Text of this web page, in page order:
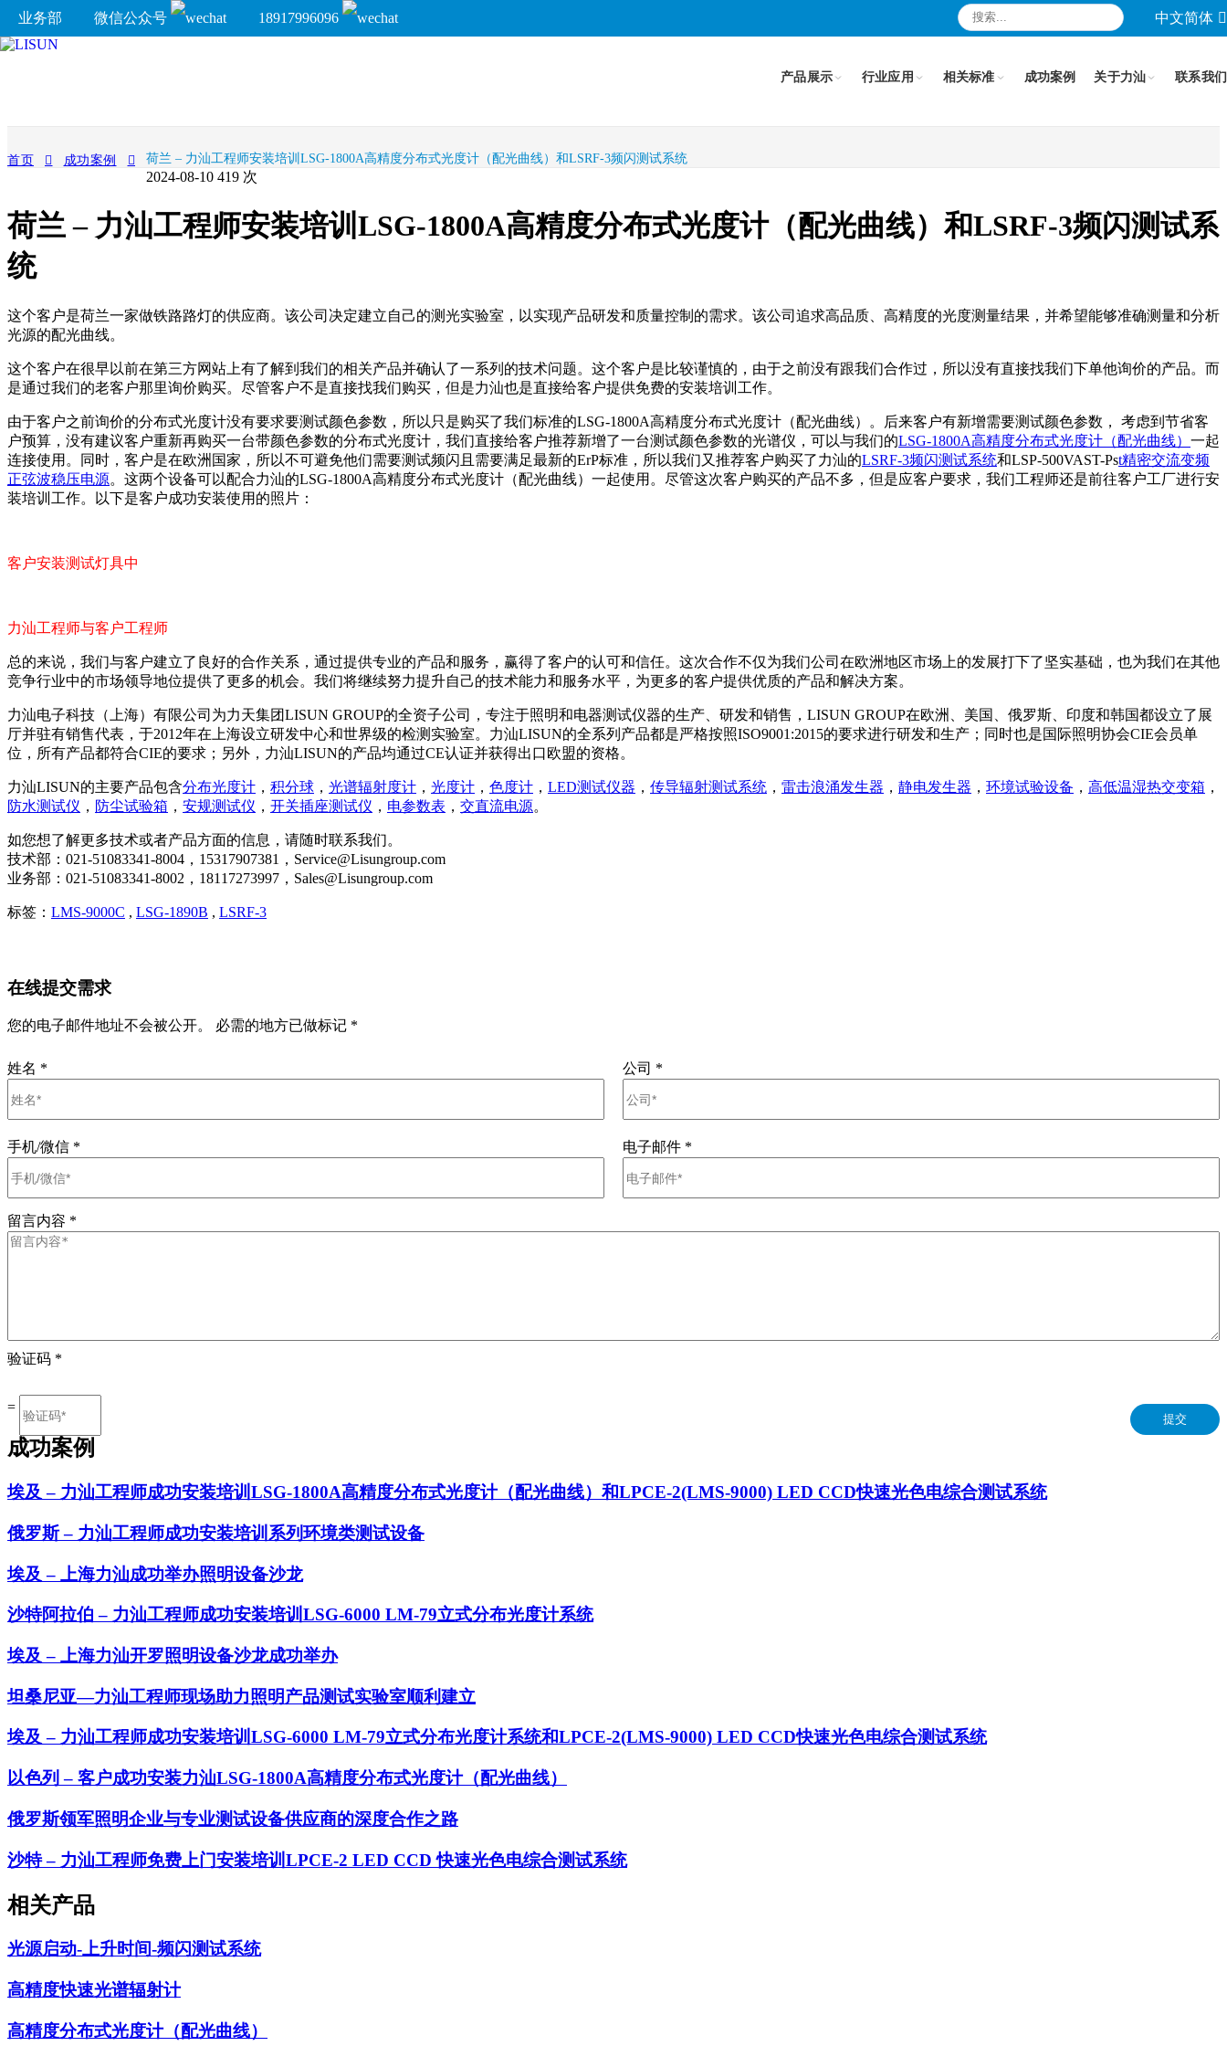
业务部 微信公众号 18917996096 中文简体
产品展示 行业应用 相关标准 成功案例 关于力汕 联系我们
首页 成功案例 荷兰 – 力汕工程师安装培训LSG-1800A高精度分布式光度计（配光曲线）和LSRF-3频闪测试系统
2024-08-10 419 次
荷兰 – 力汕工程师安装培训LSG-1800A高精度分布式光度计（配光曲线）和LSRF-3频闪测试系
统
这个客户是荷兰一家做铁路路灯的供应商。该公司决定建立自己的测光实验室，以实现产品研发和质量控制的需求。该公司追求高品质、高精度的光度测量结果，并希望能够准确测量和分析
光源的配光曲线。
这个客户在很早以前在第三方网站上有了解到我们的相关产品并确认了一系列的技术问题。这个客户是比较谨慎的，由于之前没有跟我们合作过，所以没有直接找我们下单他询价的产品。而
是通过我们的老客户那里询价购买。尽管客户不是直接找我们购买，但是力汕也是直接给客户提供免费的安装培训工作。
由于客户之前询价的分布式光度计没有要求要测试颜色参数，所以只是购买了我们标准的LSG-1800A高精度分布式光度计（配光曲线）。后来客户有新增需要测试颜色参数， 考虑到节省客
户预算，没有建议客户重新再购买一台带颜色参数的分布式光度计，我们直接给客户推荐新增了一台测试颜色参数的光谱仪，可以与我们的LSG-1800A高精度分布式光度计（配光曲线） 一起
连接使用。同时，客户是在欧洲国家，所以不可避免他们需要测试频闪且需要满足最新的ErP标准，所以我们又推荐客户购买了力汕的LSRF-3频闪测试系统和LSP-500VAST-Pst精密交流变频
正弦波稳压电源。这两个设备可以配合力汕的LSG-1800A高精度分布式光度计（配光曲线）一起使用。尽管这次客户购买的产品不多，但是应客户要求，我们工程师还是前往客户工厂进行安
装培训工作。以下是客户成功安装使用的照片：
客户安装测试灯具中
力汕工程师与客户工程师
总的来说，我们与客户建立了良好的合作关系，通过提供专业的产品和服务，赢得了客户的认可和信任。这次合作不仅为我们公司在欧洲地区市场上的发展打下了坚实基础，也为我们在其他
竞争行业中的市场领导地位提供了更多的机会。我们将继续努力提升自己的技术能力和服务水平，为更多的客户提供优质的产品和解决方案。
力汕电子科技（上海）有限公司为力天集团LISUN GROUP的全资子公司，专注于照明和电器测试仪器的生产、研发和销售，LISUN GROUP在欧洲、美国、俄罗斯、印度和韩国都设立了展
厅并驻有销售代表，于2012年在上海设立研发中心和世界级的检测实验室。力汕LISUN的全系列产品都是严格按照ISO9001:2015的要求进行研发和生产；同时也是国际照明协会CIE会员单
位，所有产品都符合CIE的要求；另外，力汕LISUN的产品均通过CE认证并获得出口欧盟的资格。
力汕LISUN的主要产品包含分布光度计 ， 积分球 ， 光谱辐射度计 ， 光度计 ， 色度计 ， LED测试仪器 ， 传导辐射测试系统 ， 雷击浪涌发生器 ， 静电发生器 ， 环境试验设备 ， 高低温湿热交变箱 ，
防水测试仪 ， 防尘试验箱 ， 安规测试仪 ， 开关插座测试仪 ， 电参数表 ， 交直流电源。
如您想了解更多技术或者产品方面的信息，请随时联系我们。
技术部：021-51083341-8004，15317907381，Service@Lisungroup.com
业务部：021-51083341-8002，18117273997，Sales@Lisungroup.com
标签： LMS-9000C , LSG-1890B , LSRF-3
在线提交需求
您的电子邮件地址不会被公开。 必需的地方已做标记 *
姓名 * 公司 *
手机/微信 * 电子邮件 *
留言内容 *
验证码 *
=
提交
成功案例
埃及 – 力汕工程师成功安装培训LSG-1800A高精度分布式光度计（配光曲线）和LPCE-2(LMS-9000) LED CCD快速光色电综合测试系统
俄罗斯 – 力汕工程师成功安装培训系列环境类测试设备
埃及 – 上海力汕成功举办照明设备沙龙
沙特阿拉伯 – 力汕工程师成功安装培训LSG-6000 LM-79立式分布光度计系统
埃及 – 上海力汕开罗照明设备沙龙成功举办
坦桑尼亚—力汕工程师现场助力照明产品测试实验室顺利建立
埃及 – 力汕工程师成功安装培训LSG-6000 LM-79立式分布光度计系统和LPCE-2(LMS-9000) LED CCD快速光色电综合测试系统
以色列 – 客户成功安装力汕LSG-1800A高精度分布式光度计（配光曲线）
俄罗斯领军照明企业与专业测试设备供应商的深度合作之路
沙特 – 力汕工程师免费上门安装培训LPCE-2 LED CCD 快速光色电综合测试系统
相关产品
光源启动-上升时间-频闪测试系统
高精度快速光谱辐射计
高精度分布式光度计（配光曲线）